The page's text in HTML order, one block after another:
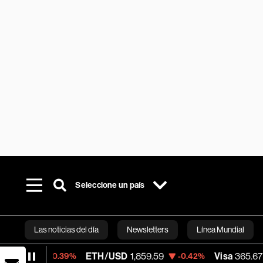
Seleccione un país
Las noticias del día Newsletters Línea Mundial
Bloomberg
ETH/USD 1,859.59 -0.42% Visa 365.67 -0.13%